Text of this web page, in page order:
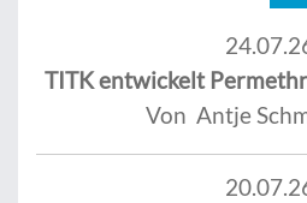
TITK entwickelt
Von Antje